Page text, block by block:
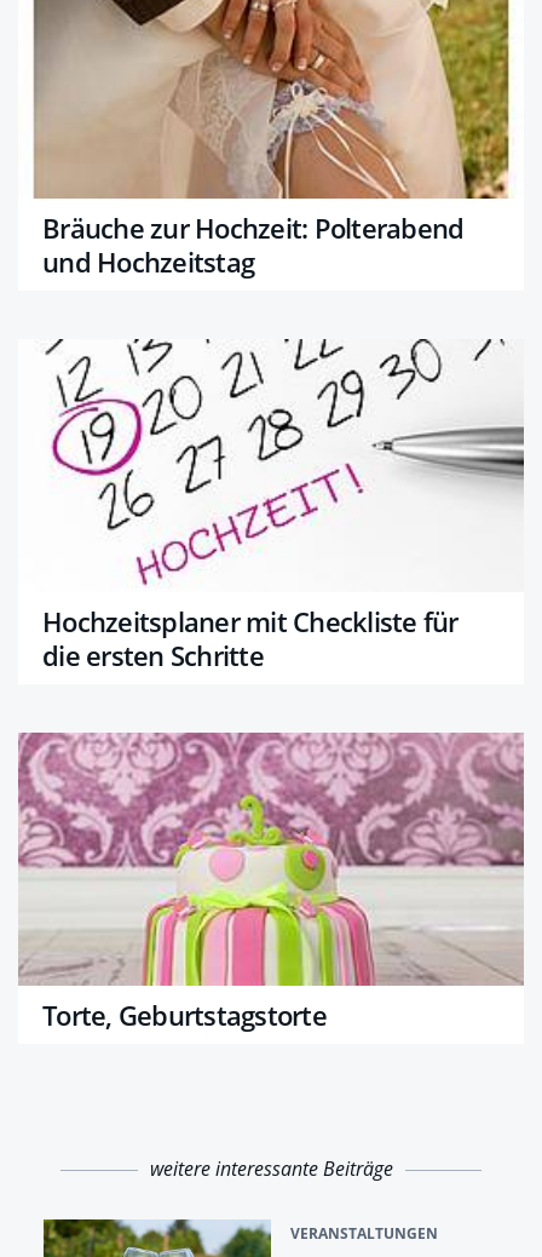
Bräuche zur Hochzeit: Polterabend
und Hochzeitstag
Hochzeitsplaner mit Checkliste für
die ersten Schritte
Torte, Geburtstagstorte
weitere interessante Beiträge
VERANSTALTUNGEN